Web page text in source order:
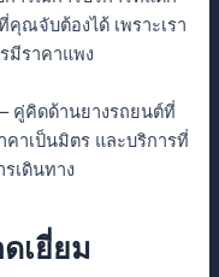
ณจับต้องได้ เพราะเรา
มีราคาแพง
คู่คิดด้านยางรถยนต์ที่
าเป็นมิตร และบริการที่
เดินทาง
เยี่ยม